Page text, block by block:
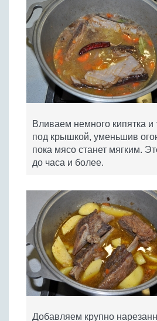
Вливаем немного кипятка
под крышкой, уменьшив
пока мясо станет мягким.
до часа и более.
Добавляем крупно